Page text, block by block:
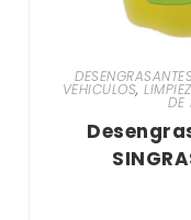
VEHICULOS,
DE